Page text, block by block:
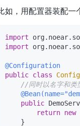
如，用配置器装配
import
import
@Configuration
public class
Config
//同时以名字和类
public
return new
    }